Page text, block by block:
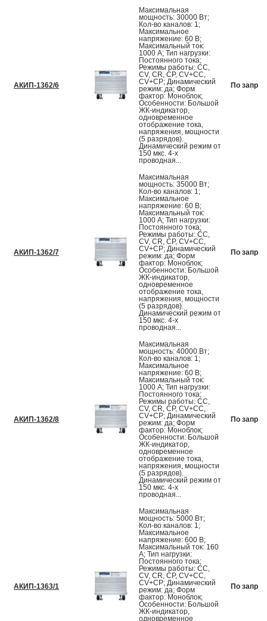
АКИП-1362/6
Максимальная
мощность: 30000 Вт;
Кол-во каналов: 1;
Максимальное
напряжение: 60 В;
Максимальный ток:
1000 А; Тип нагрузки:
Постоянного тока;
Режимы работы: CC,
CV, CR, CP, CV+CC,
CV+CP; Динамический
режим: да; Форм
фактор: Моноблок;
Особенности: Большой
ЖК-индикатор,
одновременное
отображение тока,
напряжения, мощности
(5 разрядов).
Динамический режим от
150 мкс. 4-х
проводная...
По
АКИП-1362/7
Максимальная
мощность: 35000 Вт;
Кол-во каналов: 1;
Максимальное
напряжение: 60 В;
Максимальный ток:
1000 А; Тип нагрузки:
Постоянного тока;
Режимы работы: CC,
CV, CR, CP, CV+CC,
CV+CP; Динамический
режим: да; Форм
фактор: Моноблок;
Особенности: Большой
ЖК-индикатор,
одновременное
отображение тока,
напряжения, мощности
(5 разрядов).
Динамический режим от
150 мкс. 4-х
проводная...
По
АКИП-1362/8
Максимальная
мощность: 40000 Вт;
Кол-во каналов: 1;
Максимальное
напряжение: 60 В;
Максимальный ток:
1000 А; Тип нагрузки:
Постоянного тока;
Режимы работы: CC,
CV, CR, CP, CV+CC,
CV+CP; Динамический
режим: да; Форм
фактор: Моноблок;
Особенности: Большой
ЖК-индикатор,
одновременное
отображение тока,
напряжения, мощности
(5 разрядов).
Динамический режим от
150 мкс. 4-х
проводная...
По
АКИП-1363/1
Максимальная
мощность: 5000 Вт;
Кол-во каналов: 1;
Максимальное
напряжение: 600 В;
Максимальный ток: 160
А; Тип нагрузки:
Постоянного тока;
Режимы работы: CC,
CV, CR, CP, CV+CC,
CV+CP; Динамический
режим: да; Форм
фактор: Моноблок;
Особенности: Большой
ЖК-индикатор,
одновременное
По